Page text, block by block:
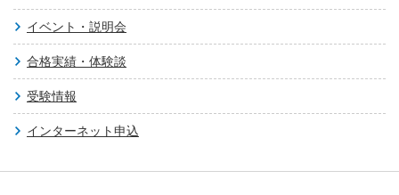
イベント・説明会
合格実績・体験談
受験情報
インターネット申込